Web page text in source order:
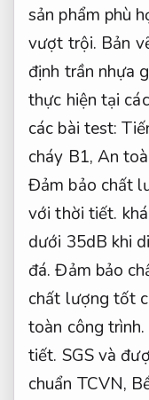
sản phẩm phù
vượt trội. Bản
định trần nhựa
thực hiện tại
các bài test:
cháy B1, An
Đảm bảo chất
với thời tiết.
dưới 35dB khi
đá. Đảm bảo
chất lượng tốt
toàn công trình.
tiết. SGS và
chuẩn TCVN,